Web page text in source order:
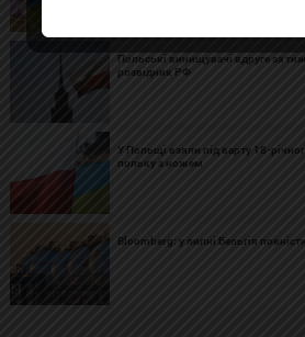
Польські винищувачі вдруге за
розвідник РФ
У Польщі взяли під варту 18-
польку з ножем
Bloomberg: у липні Бельгія